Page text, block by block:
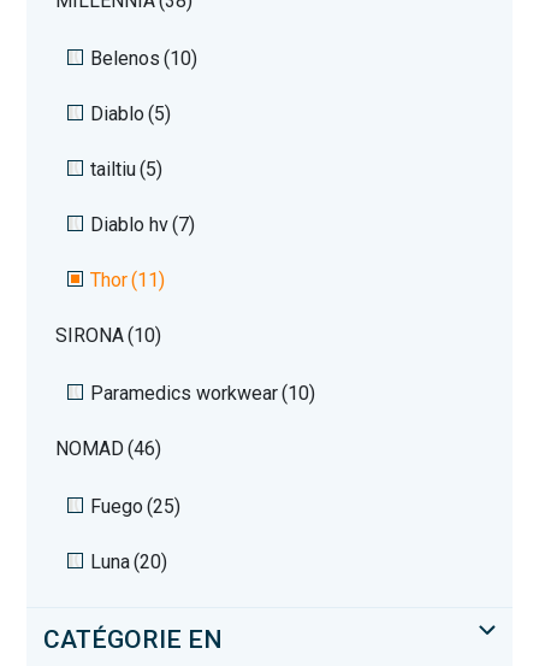
Belenos (10)
Diablo(5)
tailtiu(5)
Diablo hv(7)
Thor(11)
SIRONA(10)
Paramedics workwear(10)
NOMAD (46)
Fuego(25)
Luna(20)
CATÉGORIE EN